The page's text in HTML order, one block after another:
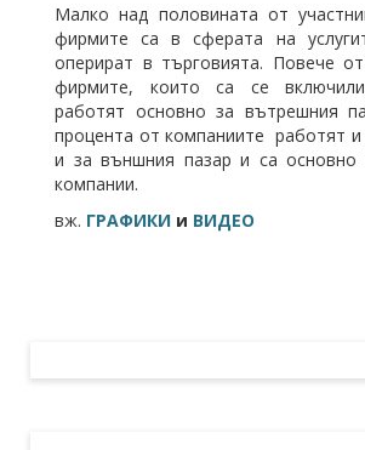
Малко над половината от
фирмите са в сферата на
оперират в търговията. Повече
фирмите, които са се
работят основно за вътрешния
процента от компаниите работят
и за външния пазар и са основно
компании.
вж. ГРАФИКИ и ВИДЕО